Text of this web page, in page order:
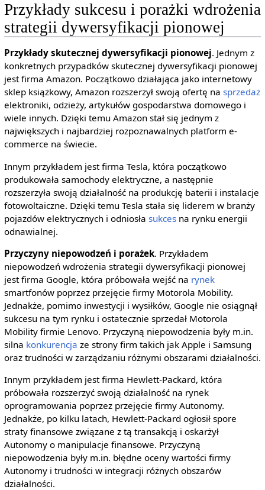
Przykłady sukcesu i porażki wdrożenia
strategii dywersyfikacji pionowej
Przykłady skutecznej dywersyfikacji pionowej. Jednym z
konkretnych przypadków skutecznej dywersyfikacji pionowej
jest firma Amazon. Początkowo działająca jako internetowy
sklep książkowy, Amazon rozszerzył swoją ofertę na sprzedaż
elektroniki, odzieży, artykułów gospodarstwa domowego i
wiele innych. Dzięki temu Amazon stał się jednym z
największych i najbardziej rozpoznawalnych platform e-
commerce na świecie.
Innym przykładem jest firma Tesla, która początkowo
produkowała samochody elektryczne, a następnie
rozszerzyła swoją działalność na produkcję baterii i instalacje
fotowoltaiczne. Dzięki temu Tesla stała się liderem w branży
pojazdów elektrycznych i odniosła sukcesna rynku energii
odnawialnej.
Przyczyny niepowodzeń i porażek. Przykładem
niepowodzeń wdrożenia strategii dywersyfikacji pionowej
jest firma Google, która próbowała wejść na rynek
smartfonów poprzez przejęcie firmy Motorola Mobility.
Jednakże, pomimo inwestycji i wysiłków, Google nie osiągnął
sukcesu na tym rynku i ostatecznie sprzedał Motorola
Mobility firmie Lenovo. Przyczyną niepowodzenia były m.in.
silna konkurencja ze strony firm takich jak Apple i Samsung
oraz trudności w zarządzaniu różnymi obszarami działalności.
Innym przykładem jest firma Hewlett-Packard, która
próbowała rozszerzyć swoją działalność na rynek
oprogramowania poprzez przejęcie firmy Autonomy.
Jednakże, po kilku latach, Hewlett-Packard ogłosił spore
straty finansowe związane z tą transakcją i oskarżył
Autonomy o manipulacje finansowe. Przyczyną
niepowodzenia były m.in. błędne oceny wartości firmy
Autonomy i trudności w integracji różnych obszarów
działalności.